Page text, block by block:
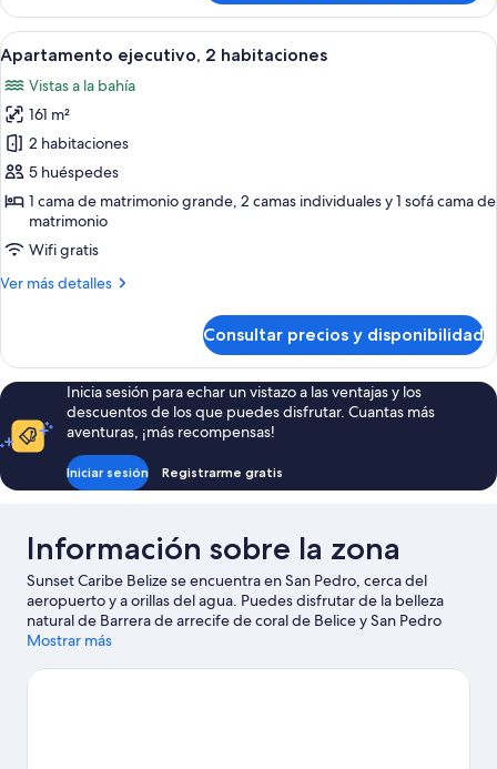
3
habitaciones
Abrir
todas
las
fotos
de
Apartamento
ejecutivo,
habitaciones
Un dormitorio con cama, sofá,
9
Apartamento ejecutivo, 2 habitaciones
Vistas a la bahía
161 m²
2 habitaciones
5 huéspedes
1 cama de matrimonio grande, 2 camas individuales y 1 sofá cama de
matrimonio
Wifi gratis
Ver más detalles
Más
ejecutivo,
2
habitaciones
Consultar precios y disponibilidad
Inicia sesión para echar un vistazo a las ventajas y los
descuentos de los que puedes disfrutar. Cuantas más
aventuras, ¡más recompensas!
Iniciar sesión Registrarme gratis
Información sobre la zona
Sunset Caribe Belize se encuentra en San Pedro, cerca del
aeropuerto y a orillas del agua. Puedes disfrutar de la belleza
natural de Barrera de arrecife de coral de Belice y San Pedro
Beach, o acercarte a San Pedro Belize Express Water Taxi si
Belize y Casa de la cultura de San Pedro también merecen la
Mostrar más